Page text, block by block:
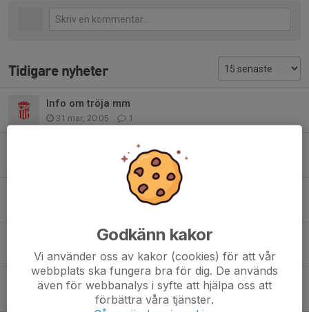
Tidigare nyheter
Info om tröja mm
31 mar, 20:05 1
Slutet av säsong 25/26
0
Uppdaterad träningstid och uppdelning P19/IBS
Inställd IBS på söndag
14 okt 2025 0
Info uppstart Innebandyskolan
26 aug 2025 0
Godkänn kakor
Vi använder oss av kakor (cookies) för att vår
webbplats ska fungera bra för dig. De används
även för webbanalys i syfte att hjälpa oss att
förbättra våra tjänster.